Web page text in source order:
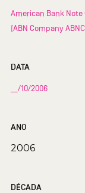
American Bank Note
(ABN Company
DATA
__/10/2006
ANO
2006
DÉCADA